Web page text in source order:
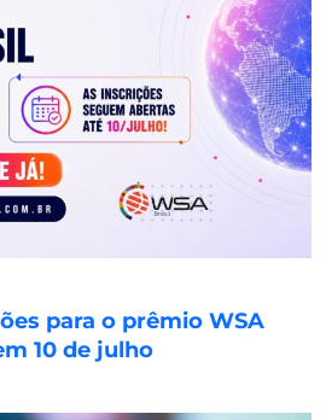
para o prêmio WSA
10 de julho